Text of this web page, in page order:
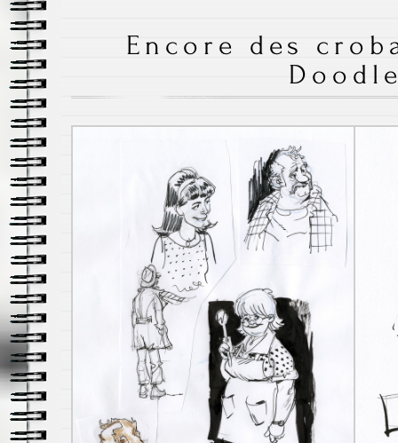
Encore des